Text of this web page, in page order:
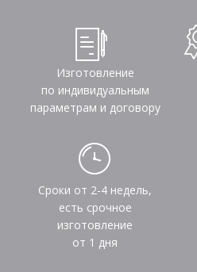
Изготовление
по индивидуальным
параметрам и договору
Сроки от 2-4 недель,
есть срочное
изготовление
от 1 дня